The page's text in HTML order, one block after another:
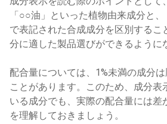
「○○油」といった植物由来成分と
で表記された合成成分を区別するこ
分に適した製品選びができるように
配合量については、1%未満の成分
ことがあります。このため、成分表
いる成分でも、実際の配合量には差
を理解しておきましょう。